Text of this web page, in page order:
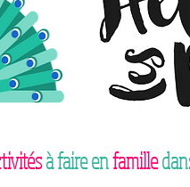
à faire enfamille